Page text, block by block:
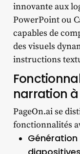
innovante aux
PowerPoint ou
capables de
des visuels
instructions
narration
PageOn.ai se
fonctionnalités